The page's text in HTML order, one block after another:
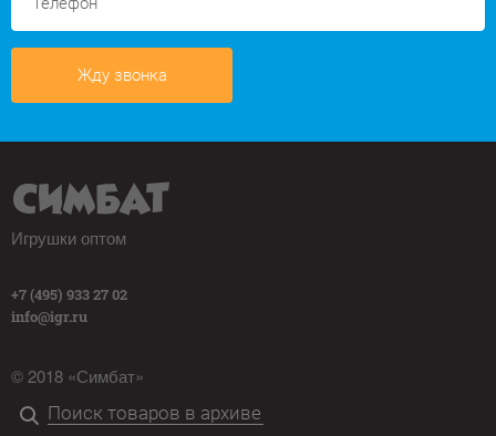
Жду звонка
Игрушки оптом
+7 (495) 933 27 02
info@igr.ru
© 2018 «Симбат»